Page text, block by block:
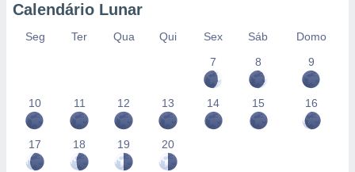
Calendário Lunar
Seg Ter Qua Qui Sex Sáb
Domo
7
8 9
10 11 12 13 14 15 16
17 18 19 20